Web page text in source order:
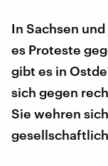
In Sachsen
es Proteste
gibt es in
sich gegen
Sie wehren